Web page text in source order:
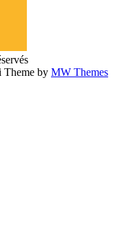
Theme by MW Themes